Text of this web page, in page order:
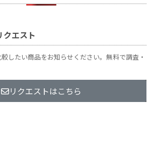
クエスト
したい商品をお知らせください。無料で調査・
リクエストはこちら